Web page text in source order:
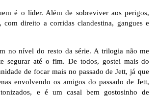
é o líder. Além de sobreviver aos perigos,
direito a corridas clandestina, gangues e
no nível do resto da série. A trilogia não me
segurar até o fim. De todos, gostei mais do
de focar mais no passado de Jett, já que
envolvendo os amigos do passado de Jett,
e é um casal bem gostosinho de